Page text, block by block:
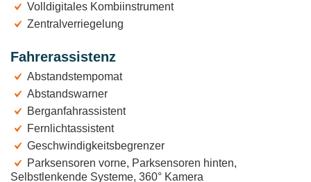
Volldigitales Kombiinstrument
Zentralverriegelung
Fahrerassistenz
Abstandstempomat
Abstandswarner
Berganfahrassistent
Fernlichtassistent
Geschwindigkeitsbegrenzer
Parksensoren vorne, Parksensoren hinten,
Selbstlenkende Systeme, 360° Kamera